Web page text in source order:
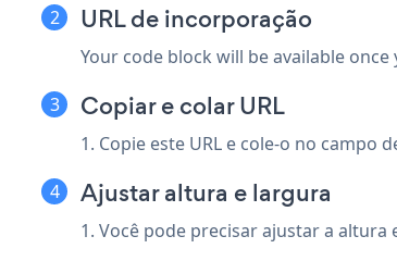
URL de incorporação
Your code block will be available
Copiar e colar URL
1. Copie este URL e cole-o no campo
Ajustar altura e largura
1. Você pode precisar ajustar a